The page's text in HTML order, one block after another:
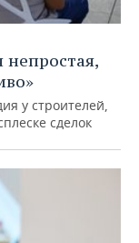
у строителей,
сделок